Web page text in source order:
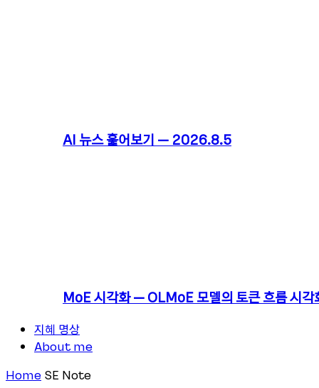
AI 뉴스 훑어보기 – 2026.8.5
MoE 시각화 – OLMoE 모델의 토큰 흐름 시각
지혜 명상
About me
Home SE Note